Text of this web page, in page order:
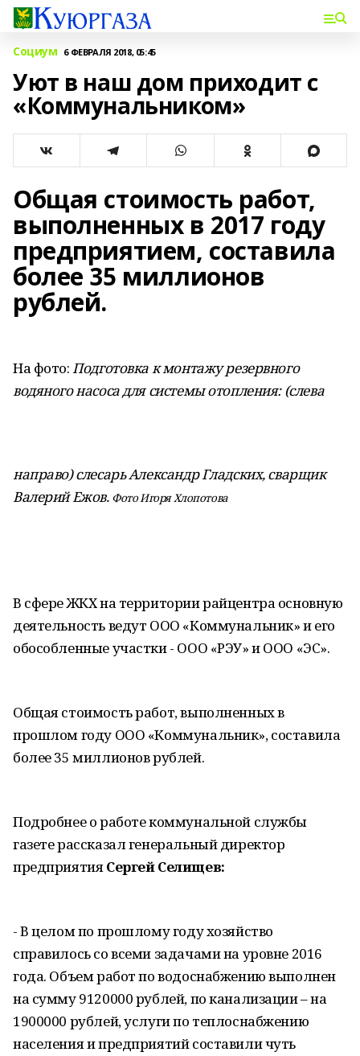
Социум 6 ФЕВРАЛЯ 2018, 05:45
Уют в наш дом приходит с
«Коммунальником»
Общая стоимость работ,
выполненных в 2017 году
предприятием, составила
более 35 миллионов
рублей.
На фото:Подготовка к монтажу резервного
водяного насоса для системы отопления: (слева
направо) слесарь Александр Гладских, сварщик
Валерий Ежов. Фото Игоря Хлопотова
В сфере ЖКХ на территории райцентра основную
деятельность ведут ООО «Коммунальник» и его
обособленные участки - ООО «РЭУ» и ООО «ЭС».
Общая стоимость работ, выполненных в
прошлом году ООО «Коммунальник», составила
более 35 миллионов рублей.
Подробнее о работе коммунальной службы
газете рассказал генеральный директор
предприятияСергей Селищев:
- В целом по прошлому году хозяйство
справилось со всеми задачами на уровне 2016
года. Объем работ по водоснабжению выполнен
на сумму 9120000 рублей, по канализации – на
1900000 рублей, услуги по теплоснабжению
населения и предприятий составили чуть